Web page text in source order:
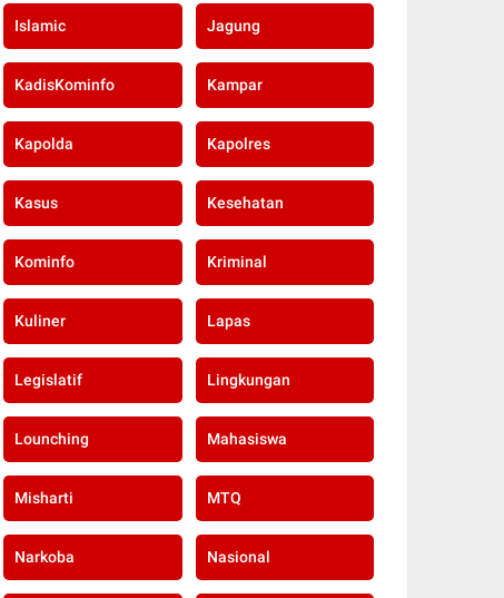
Islamic Jagung
KadisKominfo Kampar
Kapolda Kapolres
Kasus Kesehatan
Kominfo Kriminal
Kuliner Lapas
Legislatif Lingkungan
Lounching Mahasiswa
Misharti MTQ
Narkoba Nasional